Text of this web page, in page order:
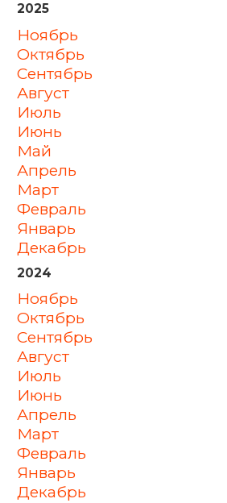
2025
ноябрь
октябрь
сентябрь
август
июль
июнь
май
апрель
март
февраль
январь
декабрь
2024
ноябрь
октябрь
сентябрь
август
июль
июнь
апрель
март
февраль
январь
декабрь